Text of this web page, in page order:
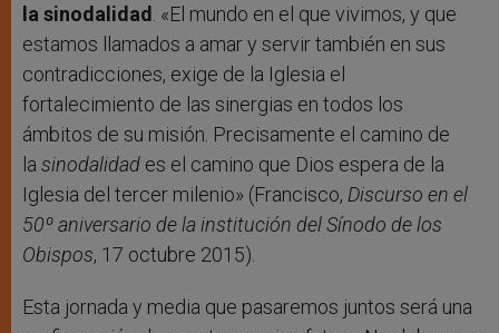
la sinodalidad . «El mundo en el que vivimos, y que
estamos llamados a amar y servir también en sus
contradicciones, exige de la Iglesia el
fortalecimiento de las sinergias en todos los
ámbitos de su misión. Precisamente el camino de
la sinodalidad es el camino que Dios espera de la
Iglesia del tercer milenio» (Francisco, Discurso en el
50º aniversario de la institución del Sínodo de los
Obispos, 17 octubre 2015).
Esta jornada y media que pasaremos juntos será una